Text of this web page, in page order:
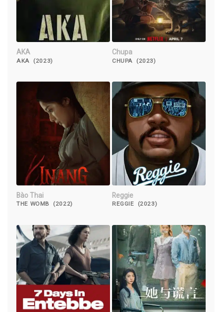
AKA
AKA (2023)
Chupa
CHUPA (2023)
Bào Thai
THE WOMB (2022)
Reggie
REGGIE (2023)